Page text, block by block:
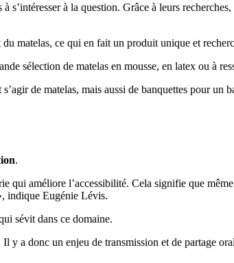
à la question. Grâce à leurs
matelas, ce qui en fait un produit unique et
sélection de matelas en mousse, en latex ou à
de matelas, mais aussi de banquettes pour un
.
qui améliore l’accessibilité. Cela signifie que
indique Eugénie Lévis.
sévit dans ce domaine.
a donc un enjeu de transmission et de partage